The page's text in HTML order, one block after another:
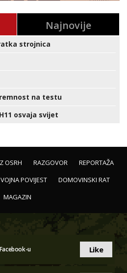
Najnovije
strojnica
na testu
osvaja svijet
OSRH RAZGOVOR
REPORTAŽA
VOJNA POVIJEST
DOMOVINSKI RAT
MAGAZIN
u Like